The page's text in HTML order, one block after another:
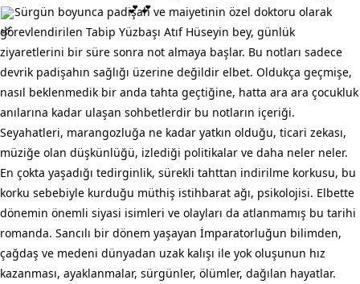
Sürgün boyunca padişah ve maiyetinin özel doktoru olarak
görevlendirilen Tabip Yüzbaşı Atıf Hüseyin bey, günlük
ziyaretlerini bir süre sonra not almaya başlar. Bu notları sadece
devrik padişahın sağlığı üzerine değildir elbet. Oldukça geçmişe,
nasıl beklenmedik bir anda tahta geçtiğine, hatta ara ara çocukluk
anılarına kadar ulaşan sohbetlerdir bu notların içeriği.
Seyahatleri, marangozluğa ne kadar yatkın olduğu, ticari zekası,
müziğe olan düşkünlüğü, izlediği politikalar ve daha neler neler.
En çokta yaşadığı tedirginlik, sürekli tahttan indirilme korkusu, bu
korku sebebiyle kurduğu müthiş istihbarat ağı, psikolojisi. Elbette
dönemin önemli siyasi isimleri ve olayları da atlanmamış bu tarihi
romanda. Sancılı bir dönem yaşayan İmparatorluğun bilimden,
çağdaş ve medeni dünyadan uzak kalışı ile yok oluşunun hız
kazanması, ayaklanmalar, sürgünler, ölümler, dağılan hayatlar.